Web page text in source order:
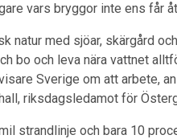
vars bryggor inte ens får
natur med sjöar, skärgård
bo och leva nära vattnet
Sverige om att arbete,
riksdagsledamot för
strandlinje och bara 10